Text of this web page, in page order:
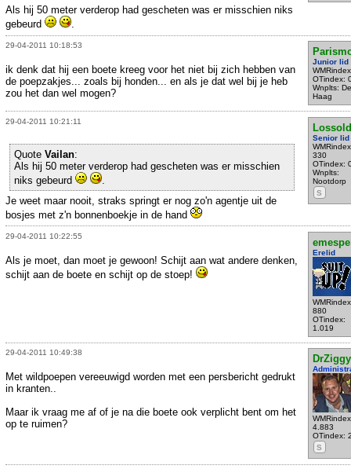
Als hij 50 meter verderop had gescheten was er misschien niks
gebeurd
29-04-2011 10:18:53
Junior lid
OTindex:
Wnplts:
Haag
ik denk dat hij een boete kreeg voor het niet bij zich hebben van
de poepzakjes... zoals bij honden... en als je dat wel bij je heb
zou het dan wel mogen?
29-04-2011 10:21:11
Senior lid
330
OTindex:
Wnplts:
Nootdorp
S
Quote Vailan:
Als hij 50 meter verderop had gescheten was er misschien
niks gebeurd
Je weet maar nooit, straks springt er nog zo'n agentje uit de
bosjes met z'n bonnenboekje in de hand
29-04-2011 10:22:55
emespe
Erelid
880
OTindex:
1.019
Als je moet, dan moet je gewoon! Schijt aan wat andere denken,
schijt aan de boete en schijt op de stoep!
29-04-2011 10:49:38
DrZiggy
4.883
OTindex:
S
Met wildpoepen vereeuwigd worden met een persbericht gedrukt
in kranten..
Maar ik vraag me af of je na die boete ook verplicht bent om het
op te ruimen?